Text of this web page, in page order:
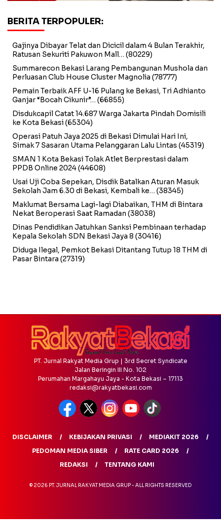
BERITA TERPOPULER:
Gajinya Dibayar Telat dan Dicicil dalam 4 Bulan Terakhir,
Ratusan Sekuriti Pakuwon Mall… (80229)
Summarecon Bekasi Larang Pembangunan Mushola dan
Perluasan Club House Cluster Magnolia (78777)
Pemain Terbaik AFF U-16 Pulang ke Bekasi, Tri Adhianto
Ganjar “Bocah Cikunir”… (66855)
Disdukcapil Catat 14.687 Warga Jakarta Pindah Domisili
ke Kota Bekasi(65304)
Operasi Patuh Jaya 2025 di Bekasi Dimulai Hari Ini,
Simak 7 Sasaran Utama Pelanggaran Lalu Lintas (45319)
SMAN 1 Kota Bekasi Tolak Atlet Berprestasi dalam
PPDB Online 2024(44608)
Usai Uji Coba Sepekan, Disdik Batalkan Aturan Masuk
Sekolah Jam 6.30 di Bekasi, Kembali ke… (38345)
Maklumat Bersama Lagi-lagi Diabaikan, THM di Bintara
Nekat Beroperasi Saat Ramadan (38038)
Dinas Pendidikan Jatuhkan Sanksi Pembinaan terhadap
Kepala Sekolah SDN Bekasi Jaya 8 (30416)
Diduga Ilegal, Pemkot Bekasi Ditantang Tutup 18 THM di
Pasar Bintara (27319)
PT. Jurnal Rakyat Media Grup | 3rd Secret Syndicate
Jalan Beringin III No. 102
Perumahan Margahayu Jaya - Kota Bekasi – 17113
redaksi@rakyatbekasi.com
DISCLAIMER KEBIJAKAN PRIVASI
MEDIAKIT 2026
PEDOMAN MEDIA SIBER
RATE CARD 2026
REDAKSI
TENTANG KAMI
© 2026 PT. JURNAL RAKYAT MEDIA GRUP - ALL RIGHTS RESERVED